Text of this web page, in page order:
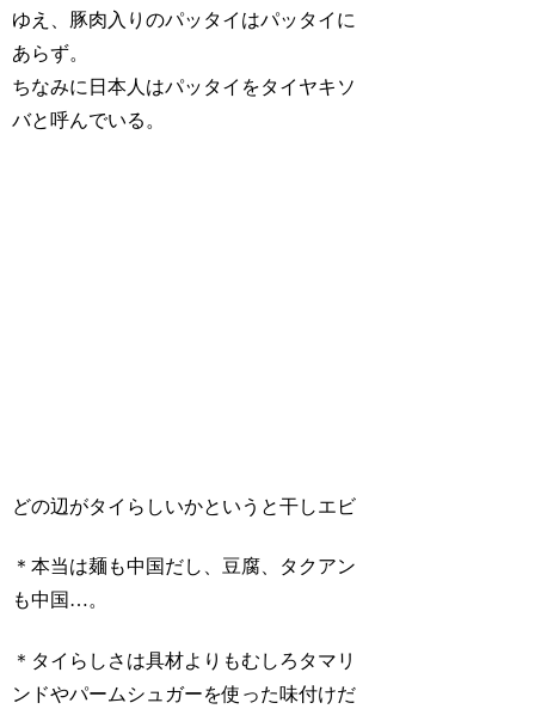
ゆえ、豚肉入りのパッタイはパッタイに
あらず。
ちなみに日本人はパッタイをタイヤキソ
バと呼んでいる。
どの辺がタイらしいかというと干しエビ
＊本当は麺も中国だし、豆腐、タクアン
も中国…。
＊タイらしさは具材よりもむしろタマリ
ンドやパームシュガーを使った味付けだ